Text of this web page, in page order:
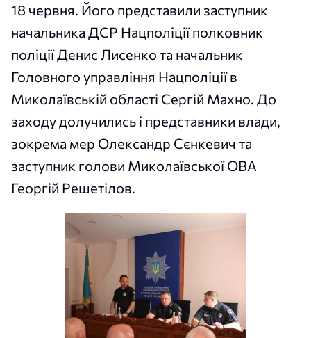
18 червня. Його представили заступник
начальника ДСР Нацполіції полковник
поліції Денис Лисенко та начальник
Головного управління Нацполіції в
Миколаївській області Сергій Махно. До
заходу долучились і представники влади,
зокрема мер Олександр Сєнкевич та
заступник голови Миколаївської ОВА
Георгій Решетілов.